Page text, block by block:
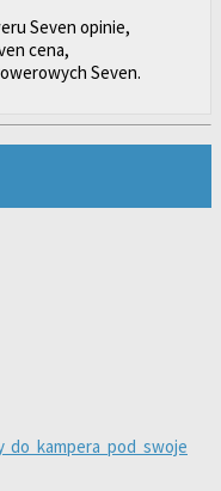
Seven opinie,
cena,
Seven.
do kampera pod swoje